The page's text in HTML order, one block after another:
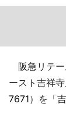
阪急リテー
ースト吉祥
7671）を「